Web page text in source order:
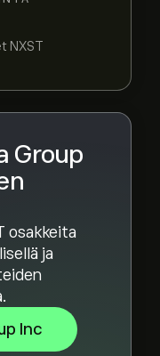
NXST
Group
osakkeita
ja
Inc